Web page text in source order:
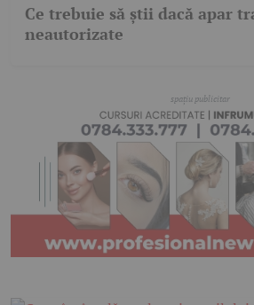
Ce trebuie să știi dacă apar
neautorizate